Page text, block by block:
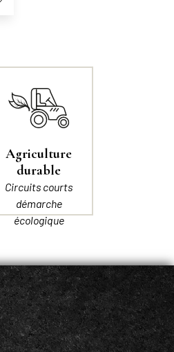
Agriculture
durable
Circuits courts
démarche
écologique